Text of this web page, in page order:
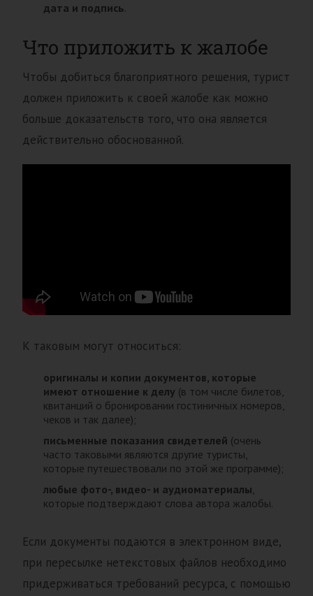
дата и подпись.
Что приложить к жалобе
Чтобы добиться благоприятного решения, турист
должен приложить к своей жалобе как можно
больше доказательств того, что она является
действительно обоснованной.
К таковым могут относиться:
оригиналы и копии документов, которые
имеют отношение к делу (в том числе билетов,
квитанций о бронировании гостиничных номеров,
чеков и так далее);
письменные показания свидетелей (очень
часто таковыми являются другие туристы,
которые путешествовали по этой же программе);
любые фото-, видео- и аудиоматериалы,
которые подтверждают слова автора жалобы.
Если документы подаются в электронном виде,
при пересылке нетекстовых файлов необходимо
придерживаться требований ресурса, с помощью